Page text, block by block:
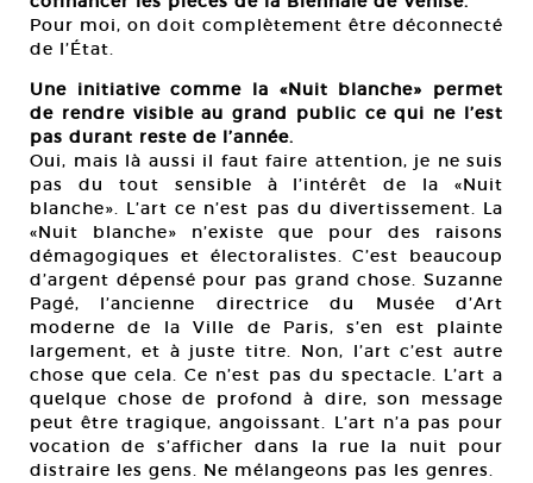
Pour moi, on doit complètement être déconnecté
de l’État.
Une initiative comme la «Nuit blanche» permet
de rendre visible au grand public ce qui ne l’est
pas durant reste de l’année.
Oui, mais là aussi il faut faire attention, je ne suis
pas du tout sensible à l’intérêt de la «Nuit
blanche». L’art ce n’est pas du divertissement. La
«Nuit blanche» n’existe que pour des raisons
démagogiques et électoralistes. C’est beaucoup
d’argent dépensé pour pas grand chose. Suzanne
Pagé, l’ancienne directrice du Musée d’Art
moderne de la Ville de Paris, s’en est plainte
largement, et à juste titre. Non, l’art c’est autre
chose que cela. Ce n’est pas du spectacle. L’art a
quelque chose de profond à dire, son message
peut être tragique, angoissant. L’art n’a pas pour
vocation de s’afficher dans la rue la nuit pour
distraire les gens. Ne mélangeons pas les genres.